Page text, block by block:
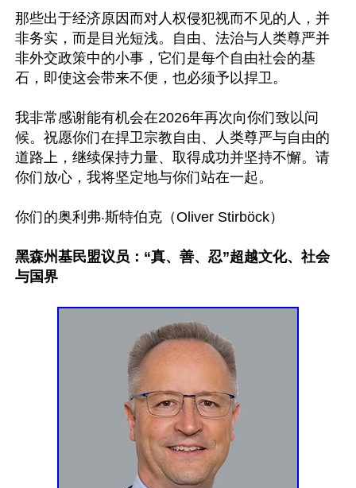
那些出于经济原因而对人权侵犯视而不见的人，并
非务实，而是目光短浅。自由、法治与人类尊严并
非外交政策中的小事，它们是每个自由社会的基
石，即使这会带来不便，也必须予以捍卫。
我非常感谢能有机会在2026年再次向你们致以问
候。祝愿你们在捍卫宗教自由、人类尊严与自由的
道路上，继续保持力量、取得成功并坚持不懈。请
你们放心，我将坚定地与你们站在一起。
你们的奥利弗‧斯特伯克（Oliver Stirböck）
黑森州基民盟议员：“真、善、忍”超越文化、社会
与国界